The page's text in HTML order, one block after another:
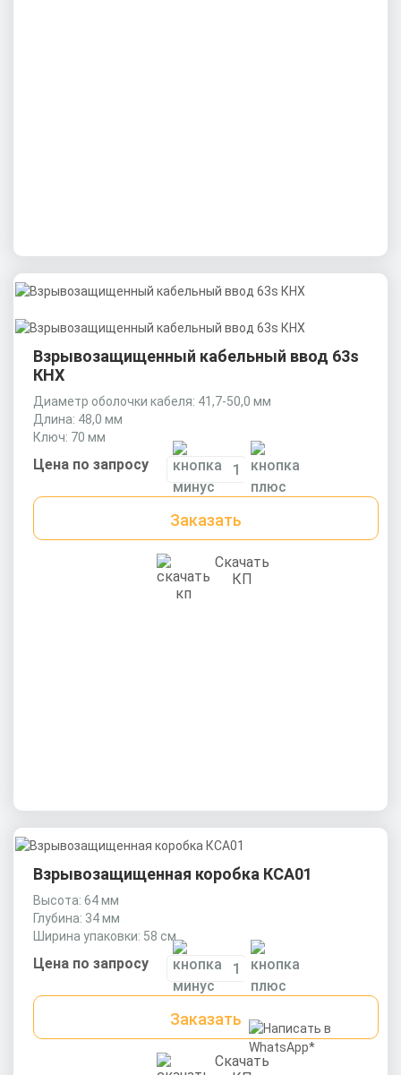
Взрывозащищенный кабельный ввод 63s
КНХ
Диаметр оболочки кабеля: 41,7-50,0 мм
Длина: 48,0 мм
Ключ: 70 мм
Цена по запросу
Заказать
Скачать
КП
Взрывозащищенная коробка КСА01
Высота: 64 мм
Глубина: 34 мм
Ширина упаковки: 58 см
Цена по запросу
Заказать
Скачать